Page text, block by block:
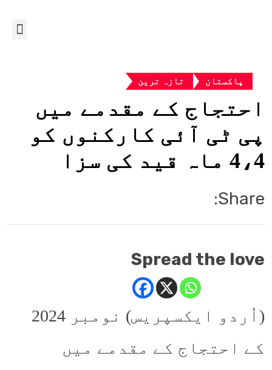
پاکستان تازہ ترین
احتجاج کے مقدمے میں
پی ٹی آئی کارکنوں کو
4،4 ماہ قید کی سزا
Share:
Spread the love
(اُردو ایکسپریس) نومبر 2024
کے احتجاج کے مقدمے میں